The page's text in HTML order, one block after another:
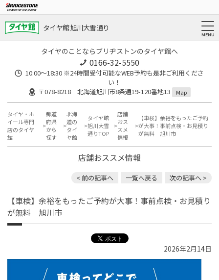
タイヤ館 旭川大雪通り
タイヤのことならブリヂストンのタイヤ館へ
0166-32-5550
10:00～18:30 ※24時間受付可能なWEB予約も是非ご利用くださ
い！
〒078-8218 北海道旭川市8条通19-120番地13
Map
タイヤ・ホ
イール専門
店のタイヤ
館
都道
府県
から
探す
北海
道の
タイ
ヤ館
タイヤ館
旭川大雪
通りTOP
店舗
おス
スメ
情報
【車検】余裕をもったご予約
が大事！事前点検・お見積り
が無料 旭川市
店舗おススメ情報
< 前の記事へ 一覧へ戻る 次の記事へ >
【車検】余裕をもったご予約が大事！事前点検・お見積り
が無料 旭川市
2026年2月14日